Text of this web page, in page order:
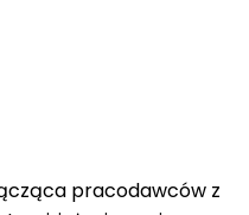
pracodawców z